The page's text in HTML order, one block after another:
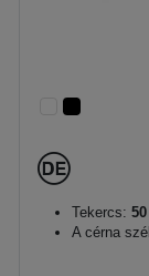
Tekercs:
A cérna